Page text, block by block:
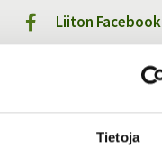
Tietoja
Liiton Facebook
Liiton Instagram
Liiton LinkedIn